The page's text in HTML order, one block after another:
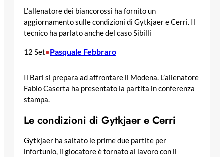
L’allenatore dei biancorossi ha fornito un
aggiornamento sulle condizioni di Gytkjaer e Cerri. Il
tecnico ha parlato anche del caso Sibilli
12 Set•Pasquale Febbraro
Il Bari si prepara ad affrontare il Modena. L’allenatore
Fabio Caserta ha presentato la partita in conferenza
stampa.
Le condizioni di Gytkjaer e Cerri
Gytkjaer ha saltato le prime due partite per
infortunio, il giocatore è tornato al lavoro con il